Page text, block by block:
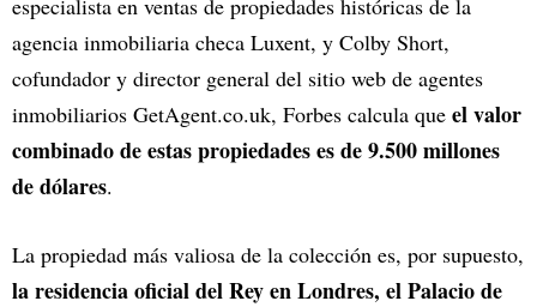
agencia inmobiliaria checa Luxent, y Colby Short,
cofundador y director general del sitio web de agentes
inmobiliarios GetAgent.co.uk, Forbes calcula que el valor
combinado de estas propiedades es de 9.500 millones
de dólares.
La propiedad más valiosa de la colección es, por supuesto,
la residencia oficial del Rey en Londres, el Palacio de